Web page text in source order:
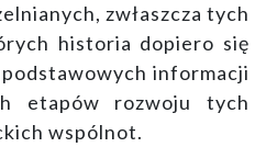
zwłaszcza tych
historia dopiero się
informacji
etapów rozwoju tych
wspólnot.